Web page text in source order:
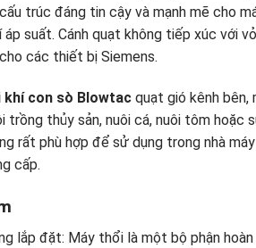
trúc đáng tin cậy và mạnh mẽ cho
áp suất. Cánh quạt không tiếp xúc với
các thiết bị Siemens.
khí con sò Blowtac quạt gió kênh
trồng thủy sản, nuôi cá, nuôi tôm hoặc
rất phù hợp để sử dụng trong nhà
cấp.
lắp đặt: Máy thổi là một bộ phận